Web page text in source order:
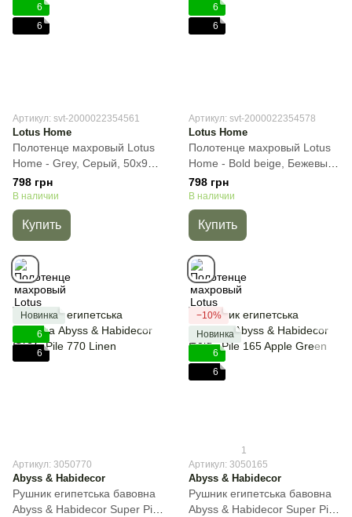
6
6
Артикул: svt-2000022354561
Lotus Home
Полотенце махровый Lotus
Home - Grey, Cерый, 50х90
см, Для лица
798 грн
В наличии
Купить
6
6
Артикул: svt-2000022354578
Lotus Home
Полотенце махровый Lotus
Home - Bold beige, Бежевый,
50х90 см, Для лица
798 грн
В наличии
Купить
Новинка
6
6
Артикул: 3050770
Abyss & Habidecor
Рушник египетська бавовна
Abyss & Habidecor Super Pile
−10%
Новинка
6
6
1
Артикул: 3050165
Abyss & Habidecor
Рушник египетська бавовна
Abyss & Habidecor Super Pile